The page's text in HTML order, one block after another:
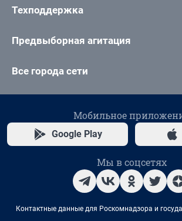
Техподдержка
Предвыборная агитация
Все города сети
Мобильное
Google Play
Мы в соцсетях
Контактные данные для Роскомнадзора и